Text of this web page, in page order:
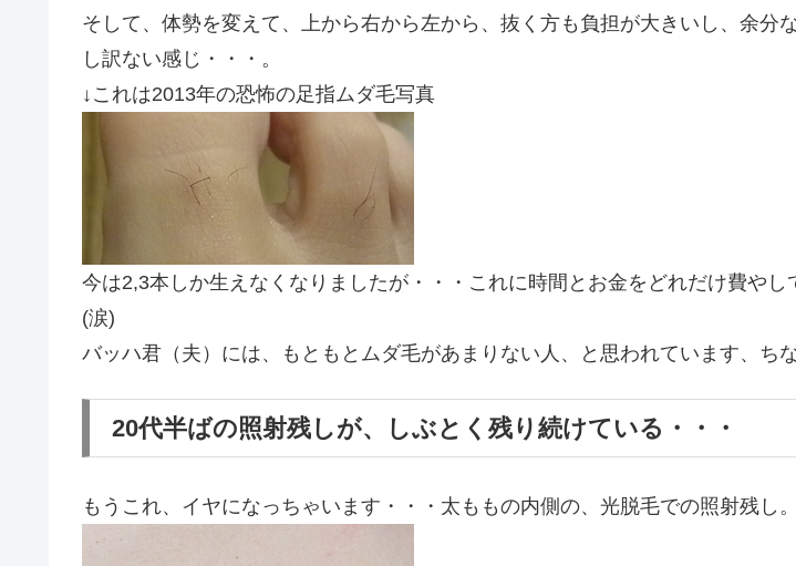
そして、体勢を変えて、上から右から左から、抜く方も負担が大きいし、余分
し訳ない感じ・・・。
↓これは2013年の恐怖の足指ムダ毛写真
今は2,3本しか生えなくなりましたが・・・これに時間とお金をどれだけ費やし
(涙)
バッハ君（夫）には、もともとムダ毛があまりない人、と思われています、ちな
20代半ばの照射残しが、しぶとく残り続けている・・・
もうこれ、イヤになっちゃいます・・・太ももの内側の、光脱毛での照射残し。